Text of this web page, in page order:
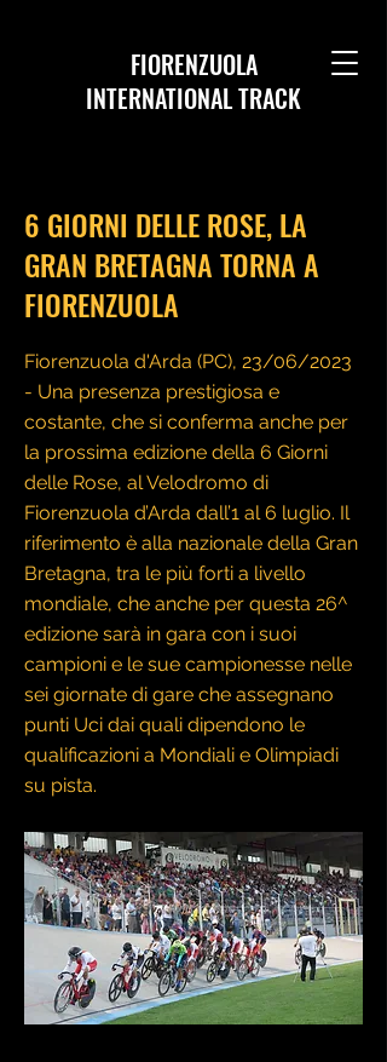
FIORENZUOLA
INTERNATIONAL TRACK
6 GIORNI DELLE ROSE, LA
GRAN BRETAGNA TORNA A
FIORENZUOLA
Fiorenzuola d'Arda (PC), 23/06/2023
- Una presenza prestigiosa e
costante, che si conferma anche per
la prossima edizione della 6 Giorni
delle Rose, al Velodromo di
Fiorenzuola d’Arda dall’1 al 6 luglio. Il
riferimento è alla nazionale della Gran
Bretagna, tra le più forti a livello
mondiale, che anche per questa 26^
edizione sarà in gara con i suoi
campioni e le sue campionesse nelle
sei giornate di gare che assegnano
punti Uci dai quali dipendono le
qualificazioni a Mondiali e Olimpiadi
su pista.